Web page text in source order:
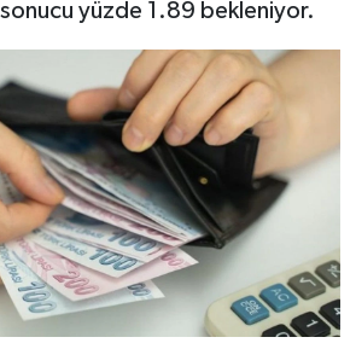
yüzde 1.89 bekleniyor.